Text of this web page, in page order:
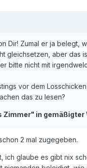
Dir! Zumal er ja
gleichsetzen, aber
bitte nicht mit
vor dem
das zu lesen?
Zimmer" in gemäßigter
2 mal zugegeben.
ich glaube es gibt nix